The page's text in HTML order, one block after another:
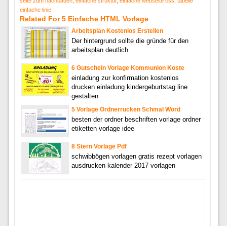
einfache linie
Related For 5 Einfache HTML Vorlage
Arbeitsplan Kostenlos Erstellen
Der hintergrund sollte die gründe für den
arbeitsplan deutlich
6 Gutschein Vorlage Kommunion Koste
einladung zur konfirmation kostenlos
drucken einladung kindergeburtstag line
gestalten
5 Vorlage Ordnerrucken Schmal Word
besten der ordner beschriften vorlage ordner
etiketten vorlage idee
8 Stern Vorlage Pdf
schwibbögen vorlagen gratis rezept vorlagen
ausdrucken kalender 2017 vorlagen